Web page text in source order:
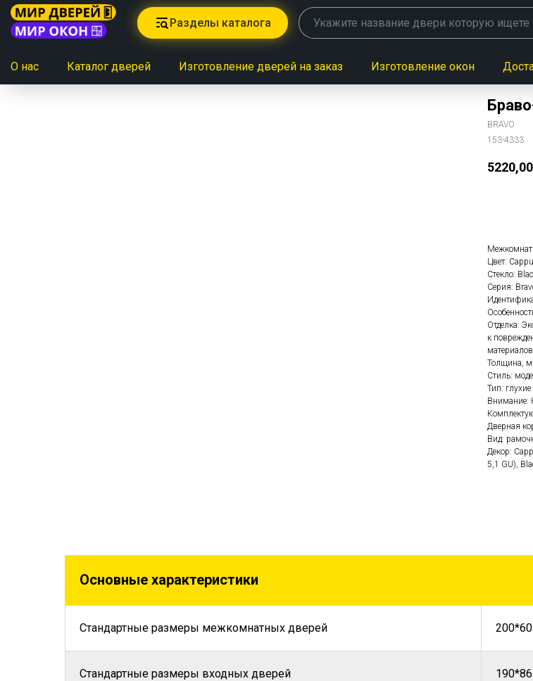
Разделы каталога
О нас Каталог дверей Изготовление дверей на заказ Изготовление окон
BRAVO
153-4333
5220,00
Цвет:
Стекло:
Серия:
Отделка:
к
Толщина,
Стиль:
Тип: глухие
Внимание:
Дверная
Вид:
Декор:
5,1 GU),
Основные характеристики
Стандартные размеры межкомнатных дверей 200*60
Стандартные размеры входных дверей 190*86